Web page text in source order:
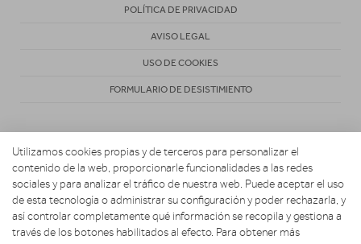
POLÍTICA DE PRIVACIDAD
AVISO LEGAL
USO DE COOKIES
FORMULARIO DE DESISTIMIENTO
Copyright 2026. ACOSTA HOGAR CONFORT Y DESCANSO
Utilizamos cookies propias y de terceros para personalizar el
contenido de la web, proporcionarle funcionalidades a las redes
sociales y para analizar el tráfico de nuestra web. Puede aceptar el uso
de esta tecnología o administrar su configuración y poder rechazarla, y
así controlar completamente qué información se recopila y gestiona a
través de los botones habilitados al efecto. Para obtener más